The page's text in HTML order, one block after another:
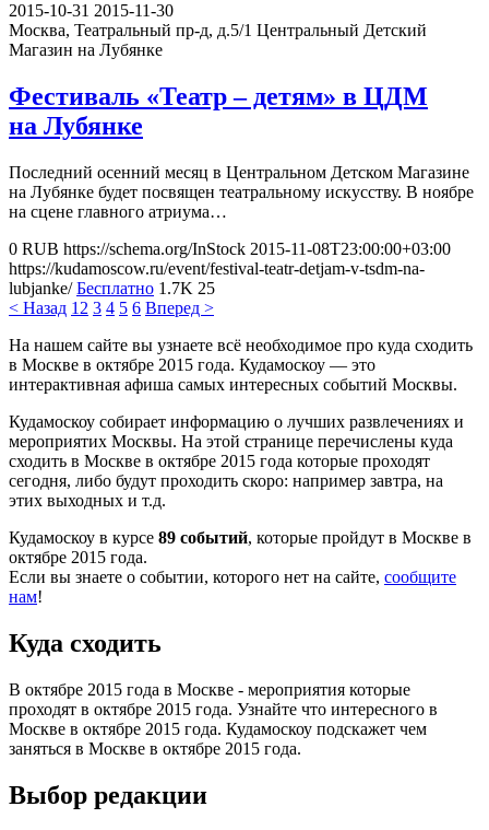
2015-10-31 2015-11-30
Москва, Театральный пр-д, д.5/1 Центральный Детский
Магазин на Лубянке
Фестиваль «Театр – детям» в ЦДМ
на Лубянке
Последний осенний месяц в Центральном Детском Магазине
на Лубянке будет посвящен театральному искусству. В ноябре
на сцене главного атриума…
0 RUB https://schema.org/InStock 2015-11-08T23:00:00+03:00
https://kudamoscow.ru/event/festival-teatr-detjam-v-tsdm-na-
lubjanke/ Бесплатно 1.7K 25
< Назад 1 2 3 4 5 6 Вперед >
На нашем сайте вы узнаете всё необходимое про куда сходить
в Москве в октябре 2015 года. Кудамоскоу — это
интерактивная афиша самых интересных событий Москвы.
Кудамоскоу собирает информацию о лучших развлечениях и
мероприятих Москвы. На этой странице перечислены куда
сходить в Москве в октябре 2015 года которые проходят
сегодня, либо будут проходить скоро: например завтра, на
этих выходных и т.д.
Кудамоскоу в курсе 89 событий, которые пройдут в Москве в
октябре 2015 года.
Если вы знаете о событии, которого нет на сайте, сообщите
нам!
Куда сходить
В октябре 2015 года в Москве - мероприятия которые
проходят в октябре 2015 года. Узнайте что интересного в
Москве в октябре 2015 года. Кудамоскоу подскажет чем
заняться в Москве в октябре 2015 года.
Выбор редакции